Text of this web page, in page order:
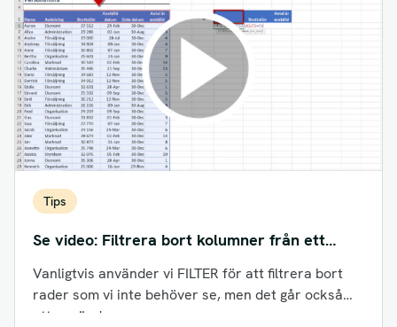
Tips
Se video: Filtrera bort kolumner från ett
cellområde med FILTER funktionen.
Vanligtvis använder vi FILTER för att filtrera bort
rader som vi inte behöver se, men det går också
att använda...